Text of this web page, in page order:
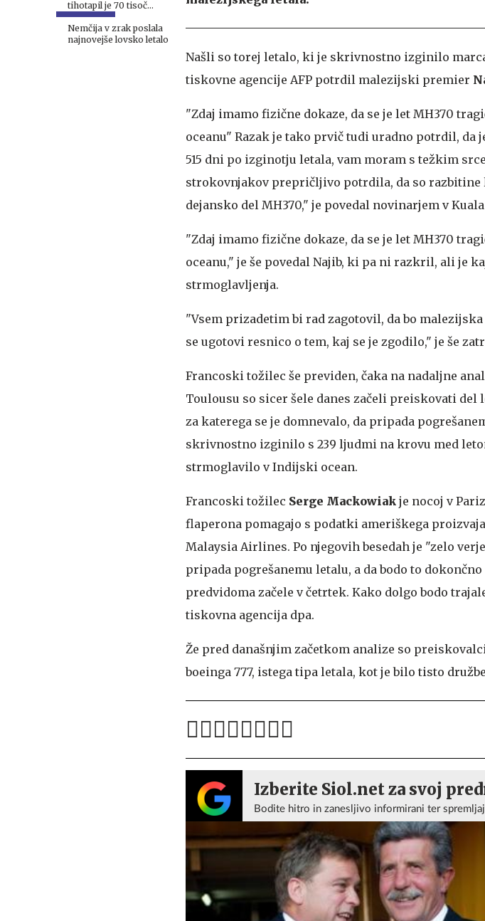
tihotapil je 70 tisoč
tablet ekstazija #video
Nemčija v zrak poslala
najnovejše lovsko letalo
Našli so torej letalo, ki je skrivnostno izginilo
tiskovne agencije AFP potrdil malezijski premier
"Zdaj imamo fizične dokaze, da se je let MH370
oceanu" Razak je tako prvič tudi uradno potrdil, da
515 dni po izginotju letala, vam moram s težkim
strokovnjakov prepričljivo potrdila, da so razbitine
dejansko del MH370," je povedal novinarjem v
"Zdaj imamo fizične dokaze, da se je let MH370
oceanu," je še povedal Najib, ki pa ni razkril, ali je
strmoglavljenja.
"Vsem prizadetim bi rad zagotovil, da bo
se ugotovi resnico o tem, kaj se je zgodilo," je še
Francoski tožilec še previden, čaka na nadaljne
Toulousu so sicer šele danes začeli preiskovati
za katerega se je domnevalo, da pripada
skrivnostno izginilo s 239 ljudmi na krovu med
strmoglavilo v Indijski ocean.
Francoski tožilec Serge Mackowiak je nocoj v
flaperona pomagajo s podatki ameriškega
Malaysia Airlines. Po njegovih besedah je "zelo
pripada pogrešanemu letalu, a da bodo to
predvidoma začele v četrtek. Kako dolgo bodo
tiskovna agencija dpa.
Že pred današnjim začetkom analize so
boeinga 777, istega tipa letala, kot je bilo tisto
Izberite Siol.net za svoj
Bodite hitro in zanesljivo informirani ter